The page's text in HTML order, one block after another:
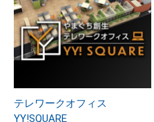
テレワークオフィス
YY!SQUARE